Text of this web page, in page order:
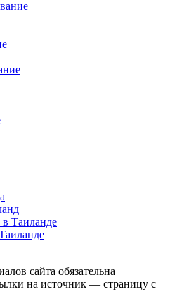
Таиланде
сайта обязательна
на источник — страницу с